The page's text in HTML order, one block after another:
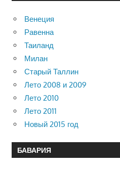
Венеция
Равенна
Таиланд
Милан
Старый Таллин
Лето 2008 и 2009
Лето 2010
Лето 2011
Новый 2015 год
БАВАРИЯ